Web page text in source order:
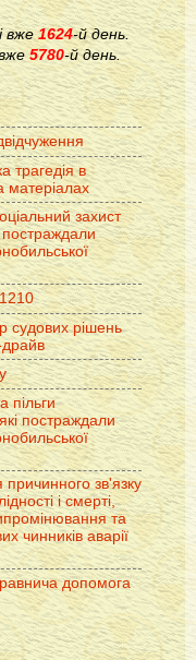
вже1624-й день.
5780-й день.
трагедія в
матеріалах
захист
постраждали
судових рішень
драйв
пільги
постраждали
зв'язку
і смерті,
та
чинників аварії
допомога